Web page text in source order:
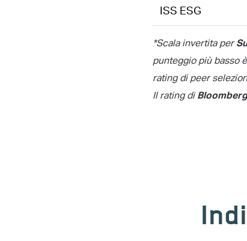
ISS ESG
*Scala invertita per
punteggio più basso
rating di peer
Il rating diBloomberg